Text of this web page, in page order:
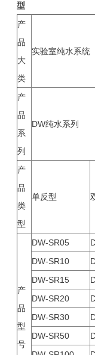
型
产
品
大
类
实验室纯水系统
产
品
系
列
DW纯水系列
产
品
类
型
单反型
产
品
型
号
DW-SR05
DW-SR10
DW-SR15
DW-SR20
DW-SR30
DW-SR50